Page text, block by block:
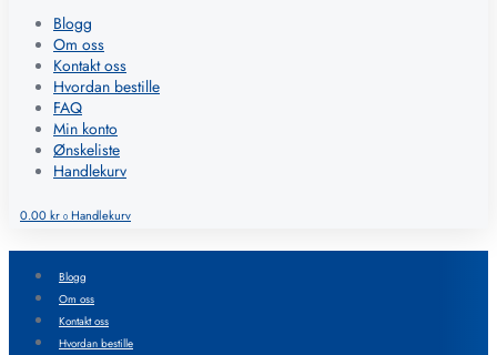
Blogg
Om oss
Kontakt oss
Hvordan bestille
FAQ
Min konto
Ønskeliste
Handlekurv
0.00kr 0 Handlekurv
Blogg
Om oss
Kontakt oss
Hvordan bestille